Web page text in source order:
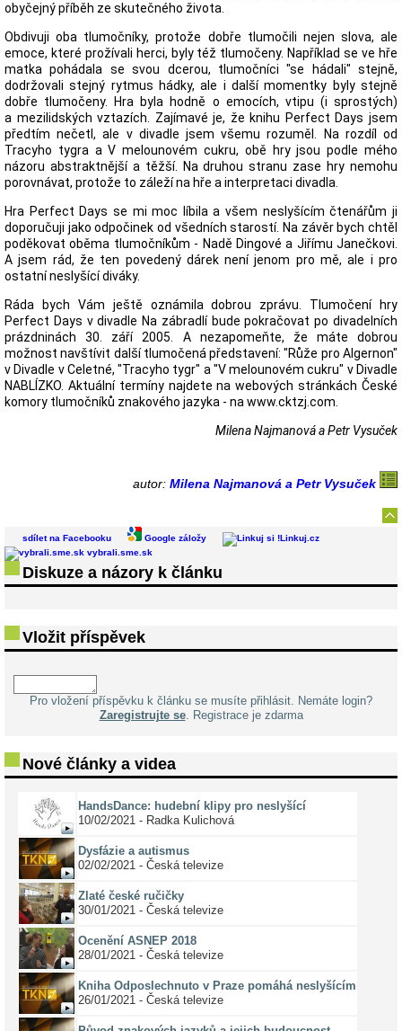
obyčejný příběh ze skutečného života.
Obdivuji oba tlumočníky, protože dobře tlumočili nejen slova, ale
emoce, které prožívali herci, byly též tlumočeny. Například se ve hře
matka pohádala se svou dcerou, tlumočníci "se hádali" stejně,
dodržovali stejný rytmus hádky, ale i další momentky byly stejně
dobře tlumočeny. Hra byla hodně o emocích, vtipu (i sprostých)
a mezilidských vztazích. Zajímavé je, že knihu Perfect Days jsem
předtím nečetl, ale v divadle jsem všemu rozuměl. Na rozdíl od
Tracyho tygra a V melounovém cukru, obě hry jsou podle mého
názoru abstraktnější a těžší. Na druhou stranu zase hry nemohu
porovnávat, protože to záleží na hře a interpretaci divadla.
Hra Perfect Days se mi moc líbila a všem neslyšícím čtenářům ji
doporučuji jako odpočinek od všedních starostí. Na závěr bych chtěl
poděkovat oběma tlumočníkům - Nadě Dingové a Jiřímu Janečkovi.
A jsem rád, že ten povedený dárek není jenom pro mě, ale i pro
ostatní neslyšící diváky.
Ráda bych Vám ještě oznámila dobrou zprávu. Tlumočení hry
Perfect Days v divadle Na zábradlí bude pokračovat po divadelních
prázdninách 30. září 2005. A nezapomeňte, že máte dobrou
možnost navštívit další tlumočená představení: "Růže pro Algernon"
v Divadle v Celetné, "Tracyho tygr" a "V melounovém cukru" v Divadle
NABLÍZKO. Aktuální termíny najdete na webových stránkách České
komory tlumočníků znakového jazyka - na www.cktzj.com.
Milena Najmanová a Petr Vysuček
autor: Milena Najmanová a Petr Vysuček
sdílet na Facebooku Google záložy
Linkuj.cz
vybrali.sme.sk
Diskuze a názory k článku
Vložit příspěvek
Pro vložení příspěvku k článku se musíte přihlásit. Nemáte login?
Zaregistrujte se. Registrace je zdarma
Nové články a videa
HandsDance: hudební klipy pro neslyšící
10/02/2021 - Radka Kulichová
Dysfázie a autismus
02/02/2021 - Česká televize
Zlaté české ručičky
30/01/2021 - Česká televize
Ocenění ASNEP 2018
28/01/2021 - Česká televize
Kniha Odposlechnuto v Praze pomáhá neslyšícím
26/01/2021 - Česká televize